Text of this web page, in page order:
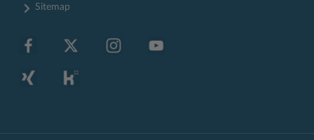
Sitemap